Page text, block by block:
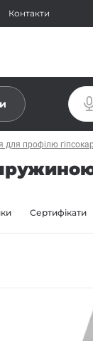
Контакти
для профілю
Сертифікати